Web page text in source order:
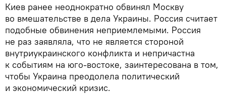
Киев ранее неоднократно обвинял Москву
во вмешательстве в дела Украины. Россия считает
подобные обвинения неприемлемыми. Россия
не раз заявляла, что не является стороной
внутриукраинского конфликта и непричастна
к событиям на юго-востоке, заинтересована в том,
чтобы Украина преодолела политический
и экономический кризис.